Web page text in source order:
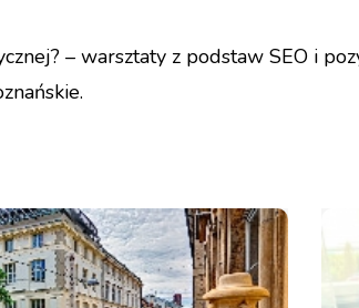
– warsztaty z podstaw SEO i